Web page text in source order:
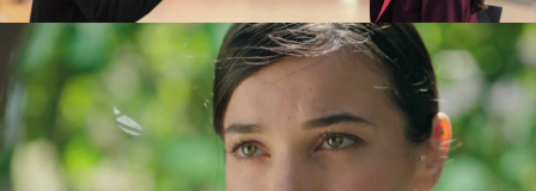
El padre de Ceylin está desesperado porque
cree que se van a aprovechar de
Ceyliny no
van a conseguir resolver el caso. Por eso, le ha
pedido al padre deEngin Yekta, que también es
abogado, que consiga que el padre de
Çinar
pase por lo mismo que él.